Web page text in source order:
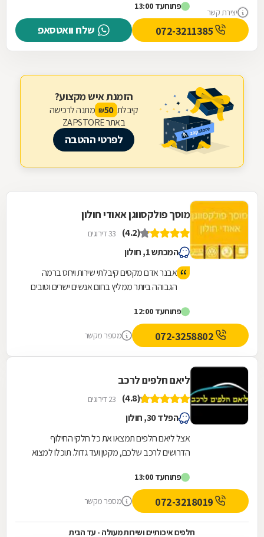
יצירת קשר
שנות...
פתוחעד 13:00
שלח וואטסאפ
הזמנת איש מקצוע?
קיבלת 50
₪ מתנה לרכישה
באתר ZAPSTORE
לפרטי ההטבה
מוסך פולקסווגן אאודי חולון
(4.2) 33 דירוגים
המכתש 1, חולון
אבנר אדם מקסים קיבלתי שירות ויחס ברמה
הגבוהה ביותר ממליץ בחום אנשים ישרים וטובים
פתוחעד 12:00
מספר מקשר
ליאם חלפים לרכב
(4.8) 23 דירוגים
הפלד 30, חולון
אצל ליאם חלפים תמצאו את כל חלקי החילוף
הדרושים לרכב שלכם, מקטן ועד גדול. תוכלו למצוא
כבלים...
פתוחעד 13:00
מספר מקשר
חלפים איכותיים ושירות מעולה - עד הבית